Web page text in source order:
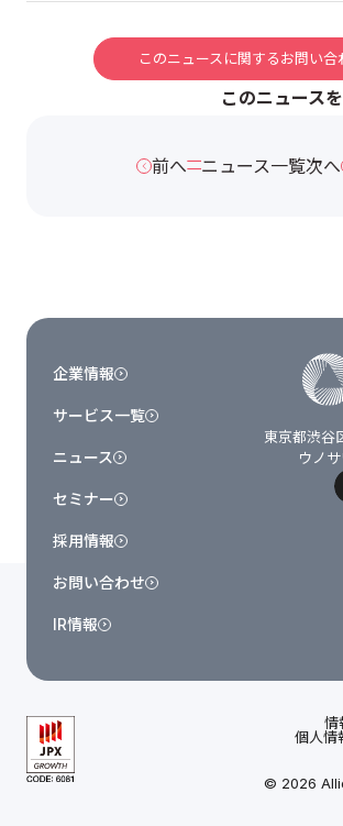
このニュースに関するお問い合
このニュース
前へ ニュース一覧次へ
東京都渋谷
ウノ
企業情報
サービス一覧
ニュース
セミナー
採用情報
お問い合わせ
IR情報
情
個人情
© 2026